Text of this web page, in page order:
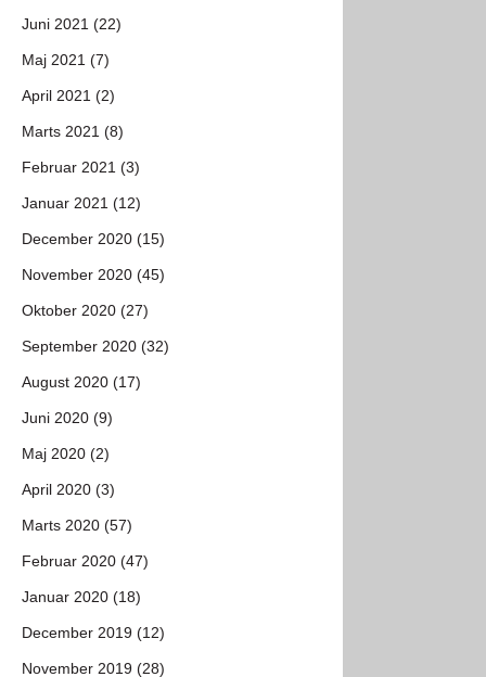
Juni 2021 (22)
Maj 2021 (7)
April 2021 (2)
Marts 2021 (8)
Februar 2021 (3)
Januar 2021 (12)
December 2020 (15)
November 2020 (45)
Oktober 2020 (27)
September 2020 (32)
August 2020 (17)
Juni 2020 (9)
Maj 2020 (2)
April 2020 (3)
Marts 2020 (57)
Februar 2020 (47)
Januar 2020 (18)
December 2019 (12)
November 2019 (28)